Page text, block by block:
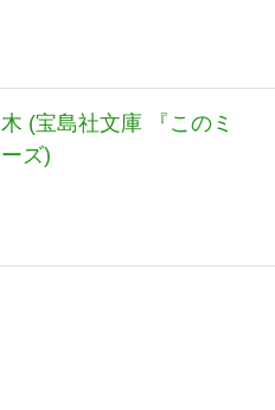
(宝島社文庫 『このミ
ズ)